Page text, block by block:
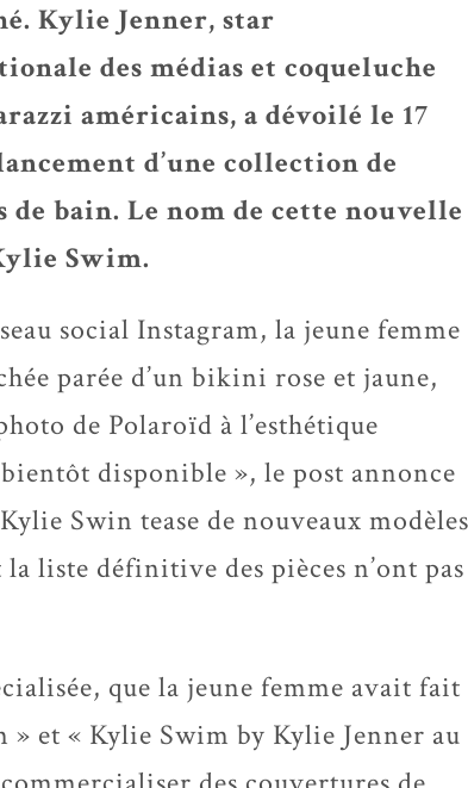
Kylie Jenner, star
des médias et coqueluche
américains, a dévoilé le 17
d’une collection de
bain. Le nom de cette nouvelle
Swim.
social Instagram, la jeune femme
parée d’un bikini rose et jaune,
de Polaroïd à l’esthétique
disponible », le post annonce
Swin tease de nouveaux modèles
liste définitive des pièces n’ont pas
que la jeune femme avait fait
» et « Kylie Swim by Kylie Jenner au